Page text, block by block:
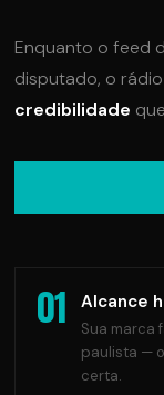
Enquanto o feed
disputado, o
credibilidade
01 Alcance
Sua marca
paulista —
certa.